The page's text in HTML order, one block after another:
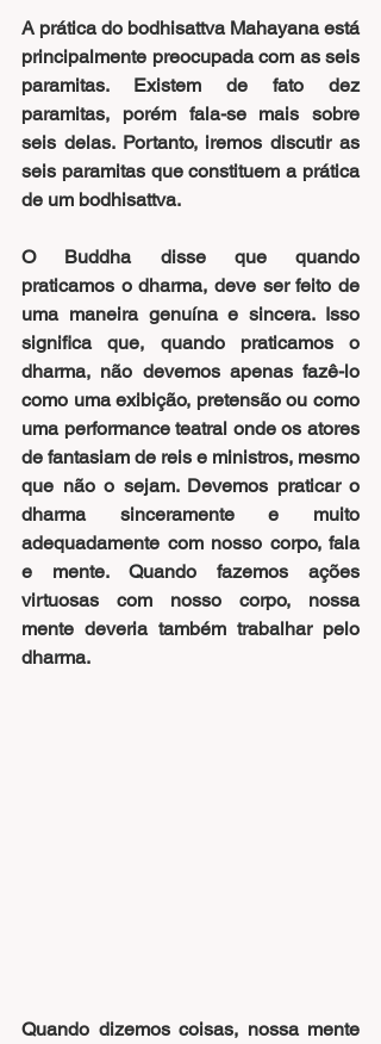
A prática do bodhisattva Mahayana está
principalmente preocupada com as seis
paramitas. Existem de fato dez
paramitas, porém fala-se mais sobre
seis delas. Portanto, iremos discutir as
seis paramitas que constituem a prática
de um bodhisattva.
O Buddha disse que quando
praticamos o dharma, deve ser feito de
uma maneira genuína e sincera. Isso
significa que, quando praticamos o
dharma, não devemos apenas fazê-lo
como uma exibição, pretensão ou como
uma performance teatral onde os atores
de fantasiam de reis e ministros, mesmo
que não o sejam. Devemos praticar o
dharma sinceramente e muito
adequadamente com nosso corpo, fala
e mente. Quando fazemos ações
virtuosas com nosso corpo, nossa
mente deveria também trabalhar pelo
dharma.
Quando dizemos coisas, nossa mente